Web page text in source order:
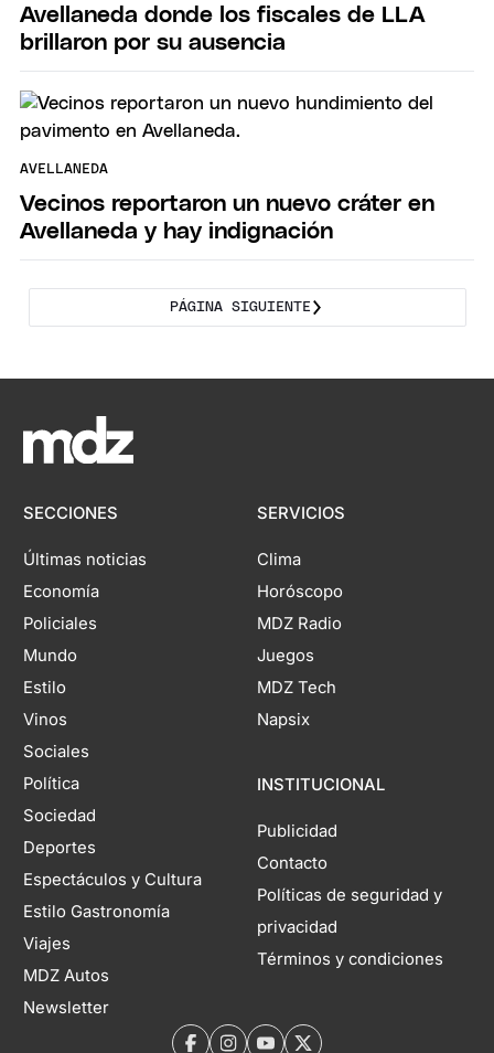
Avellaneda donde los fiscales de LLA
brillaron por su ausencia
AVELLANEDA
Vecinos reportaron un nuevo cráter en
Avellaneda y hay indignación
PÁGINA SIGUIENTE
SECCIONES
Últimas noticias
Economía
Policiales
Mundo
Estilo
Vinos
Sociales
Política
Sociedad
Deportes
Espectáculos y Cultura
Estilo Gastronomía
Viajes
MDZ Autos
Newsletter
SERVICIOS
Clima
Horóscopo
MDZ Radio
Juegos
MDZ Tech
Napsix
INSTITUCIONAL
Publicidad
Contacto
Políticas de seguridad y
privacidad
Términos y condiciones